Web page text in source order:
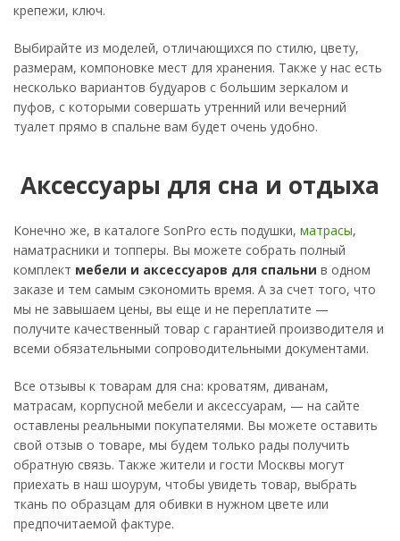
крепежи, ключ.
Выбирайте из моделей, отличающихся по стилю, цвету,
размерам, компоновке мест для хранения. Также у нас есть
несколько вариантов будуаров с большим зеркалом и
пуфов, с которыми совершать утренний или вечерний
туалет прямо в спальне вам будет очень удобно.
Аксессуары для сна и отдыха
Конечно же, в каталоге SonPro есть подушки, матрасы,
наматрасники и топперы. Вы можете собрать полный
комплект мебели и аксессуаров для спальни в одном
заказе и тем самым сэкономить время. А за счет того, что
мы не завышаем цены, вы еще и не переплатите —
получите качественный товар с гарантией производителя и
всеми обязательными сопроводительными документами.
Все отзывы к товарам для сна: кроватям, диванам,
матрасам, корпусной мебели и аксессуарам, — на сайте
оставлены реальными покупателями. Вы можете оставить
свой отзыв о товаре, мы будем только рады получить
обратную связь. Также жители и гости Москвы могут
приехать в наш шоурум, чтобы увидеть товар, выбрать
ткань по образцам для обивки в нужном цвете или
предпочитаемой фактуре.